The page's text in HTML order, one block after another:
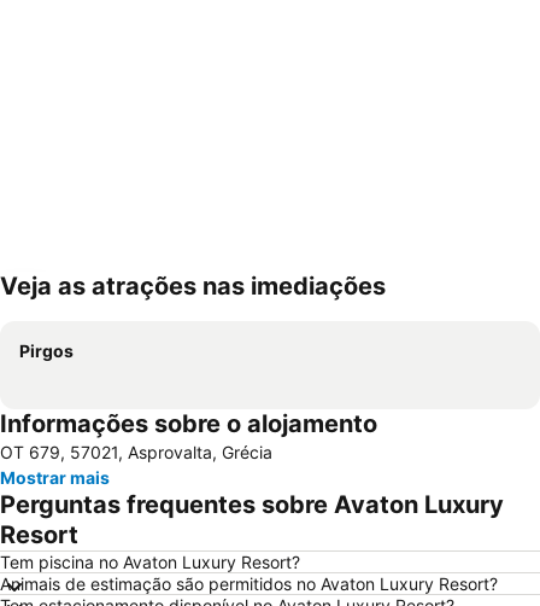
Ampliar mapa
Veja as atrações nas imediações
Pirgos
Informações sobre o alojamento
OT 679, 57021, Asprovalta, Grécia
Mostrar mais
Perguntas frequentes sobre Avaton Luxury
Resort
Tem piscina no Avaton Luxury Resort?
Animais de estimação são permitidos no Avaton Luxury Resort?